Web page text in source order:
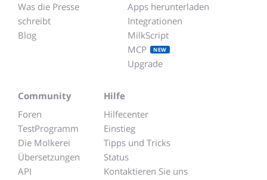
Was die Presse
schreibt
Blog
Apps herunterladen
Integrationen
MilkScript
MCP
NEW
Upgrade
Community
Foren
TestProgramm
Die Molkerei
Übersetzungen
API
Hilfe
Hilfecenter
Einstieg
Tipps und Tricks
Status
Kontaktieren Sie uns